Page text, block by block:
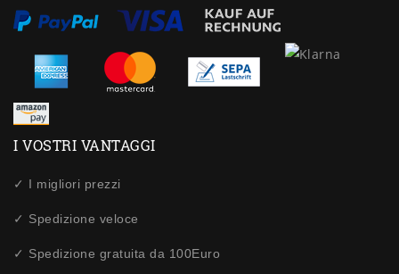
I VOSTRI VANTAGGI
✓ I migliori prezzi
✓ Spedizione veloce
✓ Spedizione gratuita da 100Euro